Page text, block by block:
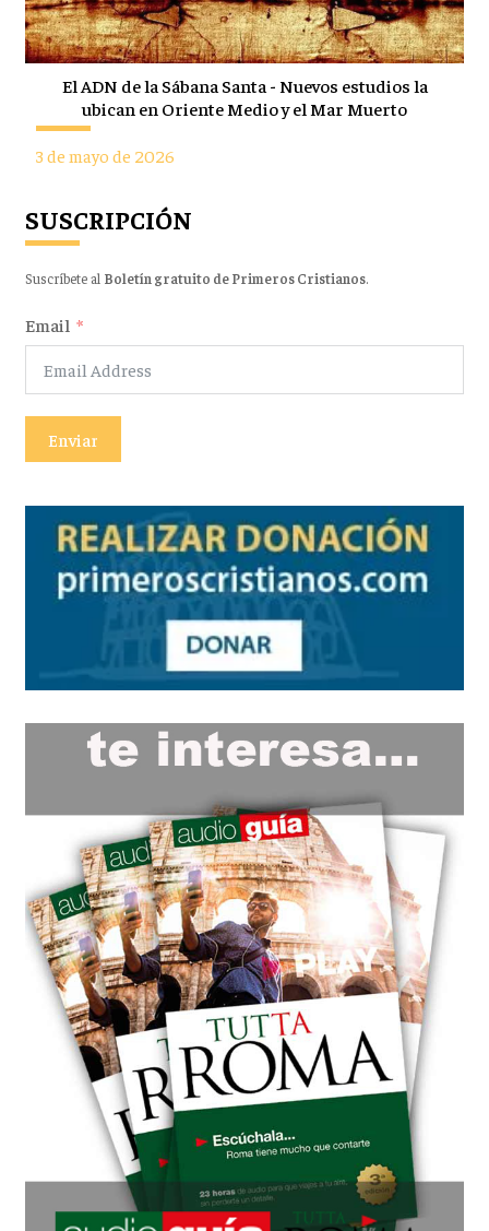
El ADN de la Sábana Santa - Nuevos estudios la
ubican en Oriente Medio y el Mar Muerto
3 de mayo de 2026
SUSCRIPCIÓN
Suscríbete al Boletín gratuito de Primeros Cristianos.
Email
Enviar